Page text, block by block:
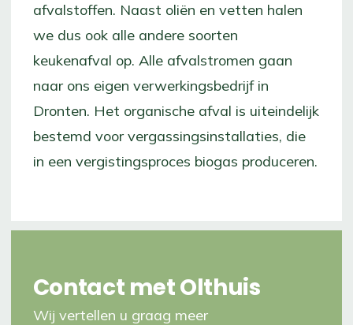
afvalstoffen. Naast oliën en vetten halen
we dus ook alle andere soorten
keukenafval op. Alle afvalstromen gaan
naar ons eigen verwerkingsbedrijf in
Dronten. Het organische afval is uiteindelijk
bestemd voor vergassingsinstallaties, die
in een vergistingsproces biogas produceren.
Contact met Olthuis
Wij vertellen u graag meer